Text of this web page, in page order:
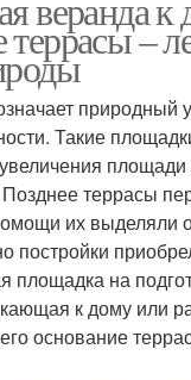
террасы –
природный
Такие
площади
террасы
их выделяли
постройки
площадка на
к дому или
основание